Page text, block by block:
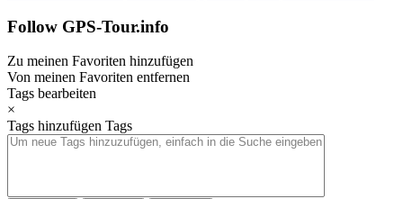
Follow GPS-Tour.info
Zu meinen Favoriten hinzufügen
Von meinen Favoriten entfernen
Tags bearbeiten
×
Tags hinzufügen Tags